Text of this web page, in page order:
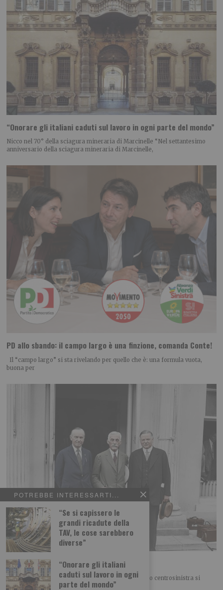
POTREBBE INTERESSARTI...
“Se si capissero le
grandi ricadute della
TAV, le cose sarebbero
diverse”
“Onorare gli italiani
caduti sul lavoro in ogni
parte del mondo”
“Onorare gli italiani caduti sul lavoro in ogni parte del mondo”
Nicco nel 70° della sciagura mineraria di Marcinelle “Nel settantesimo
anniversario della sciagura mineraria di Marcinelle,
PD allo sbando: il campo largo è una finzione, comanda Conte!
Il “campo largo” si sta rivelando per quello che è: una formula vuota,
buona per
Ennio Caretto: Gli “Anni furenti” degli Usa
FINESTRA SUL MONDO Nel nostro “Campo largo” o centrosinistra si
litiga di nuovo sulla politica estera. O meglio